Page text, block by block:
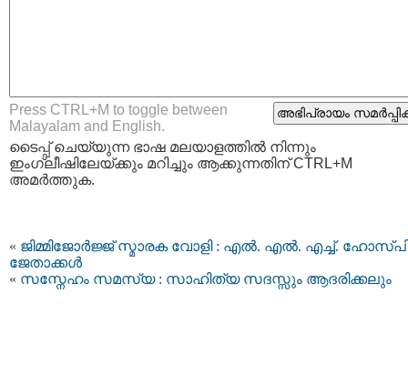
Press CTRL+M to toggle between
Malayalam and English.
ടൈപ്പ്‌ ചെയ്യുന്ന ഭാഷ മലയാളത്തില്‍ നിന്നും
ഇംഗ്ലീഷിലേയ്ക്കും മറിച്ചും ആക്കുന്നതിന് CTRL+M
അമര്‍ത്തുക.
« ജിമ്മിജോർജ്ജ് സ്മാരക വോളി : എൽ. എൽ. എച്ച്.
ജേതാക്കൾ
« സസ്നേഹം സമസ്യ : സാഹിത്യ സദസ്സും ആദരിക്കലും